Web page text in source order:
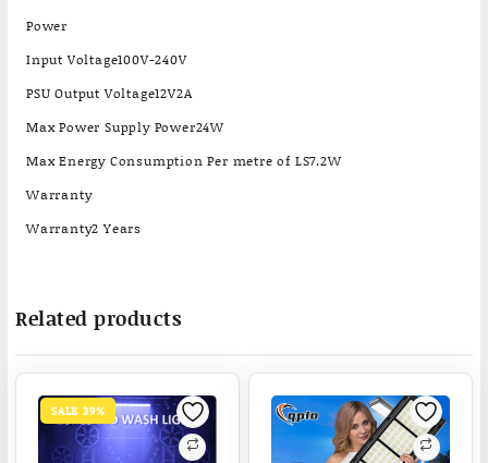
Power
Input Voltage100V-240V
PSU Output Voltage12V2A
Max Power Supply Power24W
Max Energy Consumption Per metre of LS7.2W
Warranty
Warranty2 Years
Related products
SALE 39%